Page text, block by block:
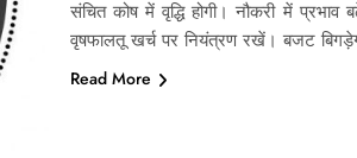
संचित कोष में वृद्धि होगी। नौकरी में प्रभाव
वृषफालतू खर्च पर नियंत्रण रखें। बजट
Read More